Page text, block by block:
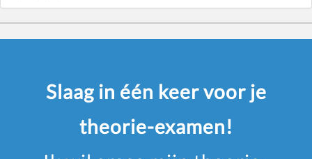
Slaag in één keer voor je
theorie-examen!